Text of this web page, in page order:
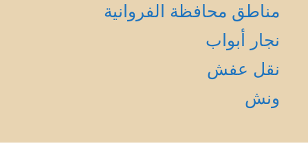
مناطق محافظة الفروانية
نجار أبواب
نقل عفش
ونش